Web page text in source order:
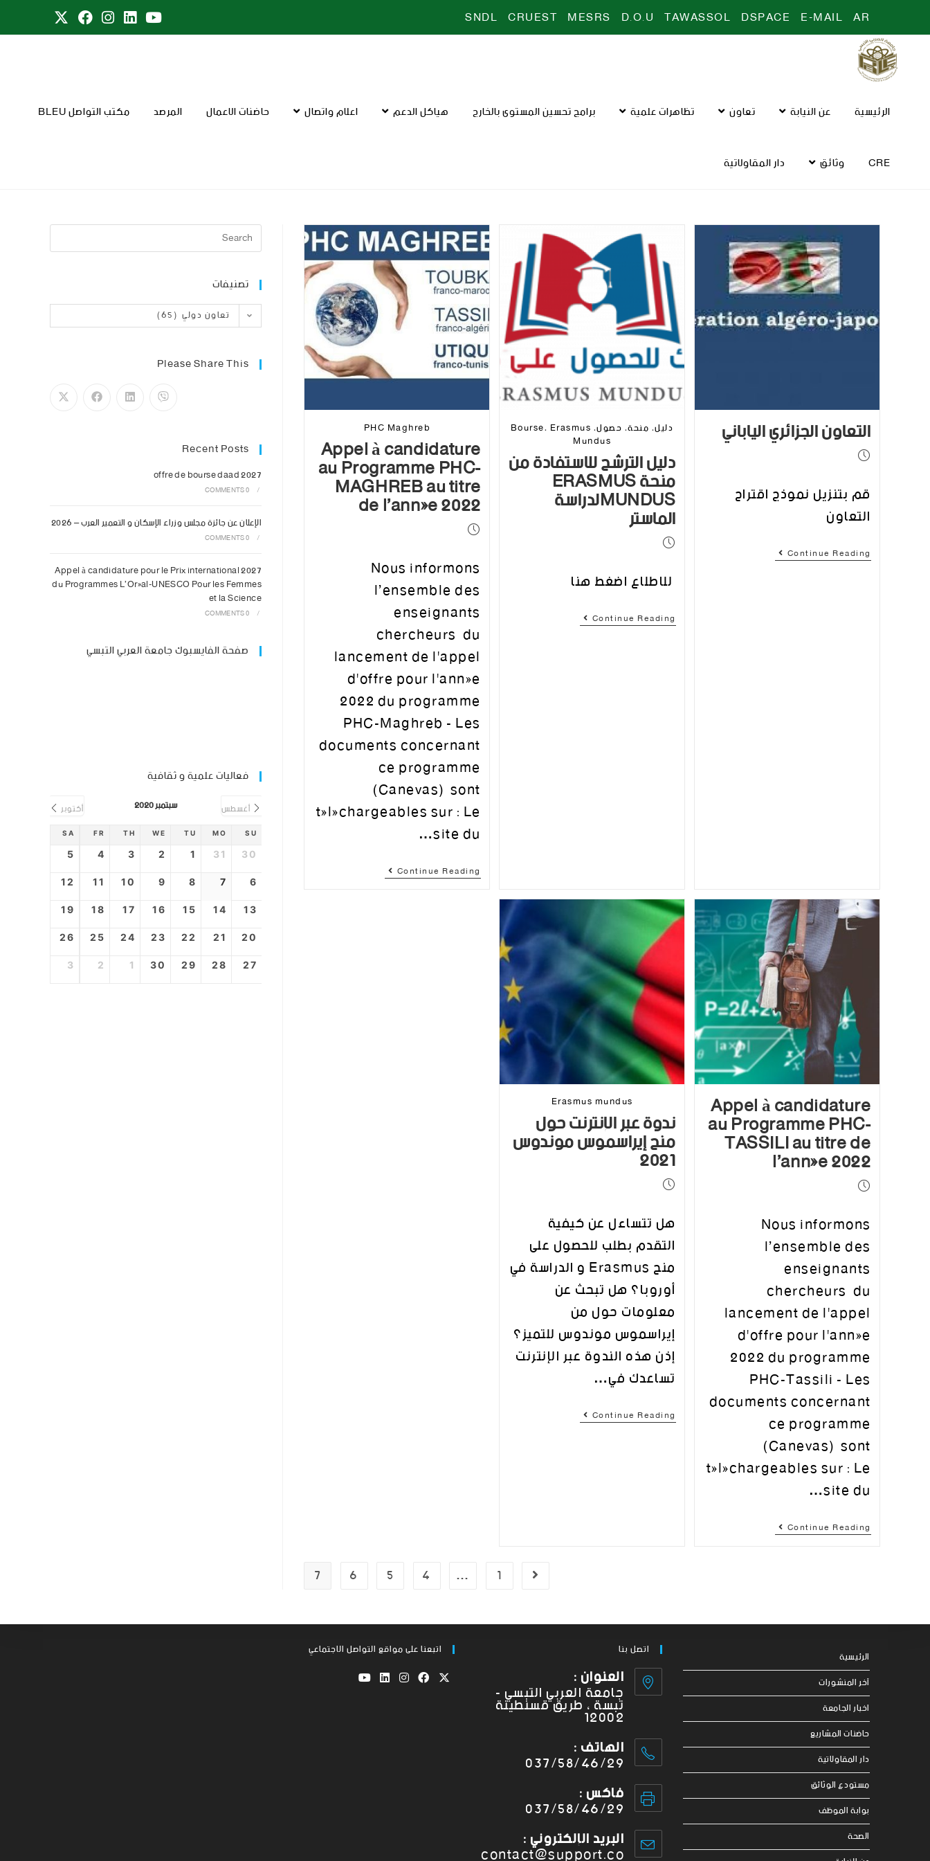
AR
E-MAIL
DSPACE
TAWASSOL
D.O.U
MESRS
CRUEST
SNDL
الرئيسية عن النيابة تعاون تظاهرات علمية برامج تحسين المستوى بالخارج هياكل الدعم اعلام واتصال حاضنات الاعمال المرصد مكتب التواصل BLEU
CRE وثائق دار المقاولاتية
التعاون الجزائري الياباني
قم بتنزيل نموذج اقتراح
التعاون
Continue Reading
دليل، منحة، حصول، Bourse، Erasmus
Mundus
دليل الترشح للاستفادة من
منحة ERASMUS
MUNDUSلدراسة الماستر
للاطلاع اضغط هنا
Continue Reading
PHC Maghreb
Appel à candidature
au Programme PHC-
MAGHREB au titre
de l’année 2022
Nous informons
l’ensemble des
enseignants
chercheurs du
lancement de l'appel
d'offre pour l'année
2022 du programme
PHC-Maghreb - Les
documents concernant
ce programme
(Canevas) sont
téléchargeables sur : Le
site du…
Continue Reading
Appel à candidature
au Programme PHC-
TASSILI au titre de
l’année 2022
Nous informons
l’ensemble des
enseignants
chercheurs du
lancement de l'appel
d'offre pour l'année
2022 du programme
PHC-Tassili - Les
documents concernant
ce programme
(Canevas) sont
téléchargeables sur : Le
site du…
Continue Reading
Erasmus mundus
ندوة عبر الإنترنت حول
منح إيراسموس موندوس
2021
هل تتساءل عن كيفية
التقدم بطلب للحصول على
منح Erasmus و الدراسة في
أوروبا؟ هل تبحث عن
معلومات حول من
إيراسموس موندوس للتميز؟
إذن هذه الندوة عبر الإنترنت
تساعدك في…
Continue Reading
1
…
4
5
6
7
تصنيفات
تعاون دولي (65)
Please Share This
Recent Posts
offre de bourse daad 2027
/
0 COMMENTS
الإعلان عن جائزة مجلس وزراء الإسكان و التعمير العرب – 2026
/
0 COMMENTS
Appel à candidature pour le Prix international 2027
du Programmes L’Oréal-UNESCO Pour les Femmes
et la Science
/
0 COMMENTS
صفحة الفايسبوك جامعة العربي التبسي
فعاليات علمية و ثقافية
أغسطس سبتمبر 2020 أكتوبر
SU
MO
TU
WE
TH
FR
SA
30
31
1
2
3
4
5
6
7
8
9
10
11
12
13
14
15
16
17
18
19
20
21
22
23
24
25
26
27
28
29
30
1
2
3
الرئيسية
آخر المنشورات
اخبار الجامعة
حاضنات المشاريع
دار المقاولاتية
مستودع الوثائق
بوابة الموظف
الصحة
اتصل بنا
العنوان :
جامعة العربي التبسي -
تبسة ، طريق قسنطينة
12002
الهاتف :
037/58/46/29
فاكس :
037/58/46/29
البريد الإلكتروني :
اتبعنا على مواقع التواصل الاجتماعي